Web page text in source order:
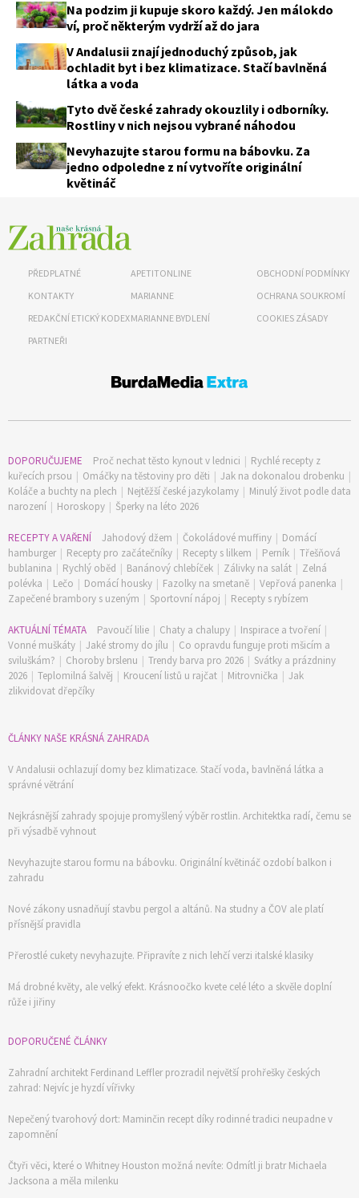
Na podzim ji kupuje skoro každý. Jen málokdo
ví, proč některým vydrží až do jara
V Andalusii znají jednoduchý způsob, jak
ochladit byt i bez klimatizace. Stačí bavlněná
látka a voda
Tyto dvě české zahrady okouzlily i odborníky.
Rostliny v nich nejsou vybrané náhodou
Nevyhazujte starou formu na bábovku. Za
jedno odpoledne z ní vytvoříte originální
květináč
PŘEDPLATNÉ
KONTAKTY
REDAKČNÍ ETICKÝ KODEX
PARTNEŘI
APETITONLINE
MARIANNE
MARIANNE BYDLENÍ
OBCHODNÍ PODMÍNKY
OCHRANA SOUKROMÍ
COOKIES ZÁSADY
DOPORUČUJEME Proč nechat těsto kynout v lednici | Rychlé recepty z
kuřecích prsou | Omáčky na těstoviny pro děti | Jak na dokonalou drobenku |
Koláče a buchty na plech | Nejtěžší české jazykolamy | Minulý život podle data
narození | Horoskopy | Šperky na léto 2026
RECEPTY A VAŘENÍ Jahodový džem | Čokoládové muffiny | Domácí
hamburger | Recepty pro začátečníky | Recepty s lilkem | Perník | Třešňová
bublanina | Rychlý oběd | Banánový chlebíček | Zálivky na salát | Zelná
polévka | Lečo | Domácí housky | Fazolky na smetaně | Vepřová panenka |
Zapečené brambory s uzeným | Sportovní nápoj | Recepty s rybízem
AKTUÁLNÍ TÉMATA Pavoučí lilie | Chaty a chalupy | Inspirace a tvoření |
Vonné muškáty | Jaké stromy do jílu | Co opravdu funguje proti mšicím a
sviluškám? | Choroby brslenu | Trendy barva pro 2026 | Svátky a prázdniny
2026 | Teplomilná šalvěj | Kroucení listů u rajčat | Mitrovnička | Jak
zlikvidovat dřepčíky
ČLÁNKY NAŠE KRÁSNÁ ZAHRADA
V Andalusii ochlazují domy bez klimatizace. Stačí voda, bavlněná látka a
správné větrání
Nejkrásnější zahrady spojuje promyšlený výběr rostlin. Architektka radí, čemu se
při výsadbě vyhnout
Nevyhazujte starou formu na bábovku. Originální květináč ozdobí balkon i
zahradu
Nové zákony usnadňují stavbu pergol a altánů. Na studny a ČOV ale platí
přísnější pravidla
Přerostlé cukety nevyhazujte. Připravíte z nich lehčí verzi italské klasiky
Má drobné květy, ale velký efekt. Krásnoočko kvete celé léto a skvěle doplní
růže i jiřiny
DOPORUČENÉ ČLÁNKY
Zahradní architekt Ferdinand Leffler prozradil největší prohřešky českých
zahrad: Nejvíc je hyzdí vířivky
Nepečený tvarohový dort: Maminčin recept díky rodinné tradici neupadne v
zapomnění
Čtyři věci, které o Whitney Houston možná nevíte: Odmítl ji bratr Michaela
Jacksona a měla milenku